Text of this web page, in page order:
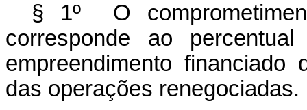
§ 1º O
corresponde ao
empreendimento
das operações renegociadas.